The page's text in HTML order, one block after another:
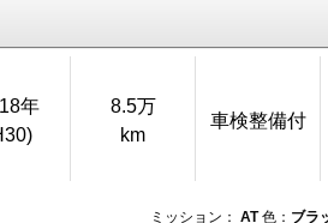
年
8.5万
km
車検整備付
ミッション： AT 色： ブラ